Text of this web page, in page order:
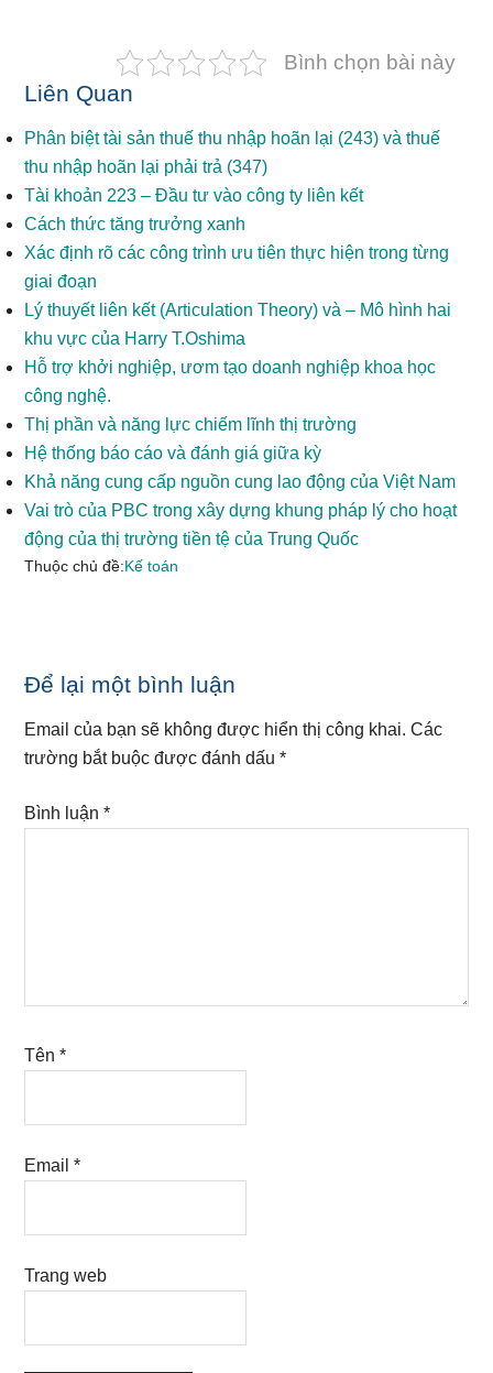
Bình chọn bài này
Liên Quan
Phân biệt tài sản thuế thu nhập hoãn lại (243) và thuế
thu nhập hoãn lại phải trả (347)
Tài khoản 223 – Đầu tư vào công ty liên kết
Cách thức tăng trưởng xanh
Xác định rõ các công trình ưu tiên thực hiện trong từng
giai đoạn
Lý thuyết liên kết (Articulation Theory) và – Mô hình hai
khu vực của Harry T.Oshima
Hỗ trợ khởi nghiệp, ươm tạo doanh nghiệp khoa học
công nghệ.
Thị phần và năng lực chiếm lĩnh thị trường
Hệ thống báo cáo và đánh giá giữa kỳ
Khả năng cung cấp nguồn cung lao động của Việt Nam
Vai trò của PBC trong xây dựng khung pháp lý cho hoạt
động của thị trường tiền tệ của Trung Quốc
Thuộc chủ đề:Kế toán
Reader
Interactions
Để lại một bình luận
Email của bạn sẽ không được hiển thị công khai. Các
trường bắt buộc được đánh dấu*
Bình luận*
Tên*
Email*
Trang web